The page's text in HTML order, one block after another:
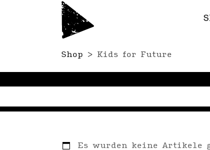
Shop > Kids for Future
Es wurden keine Artikele